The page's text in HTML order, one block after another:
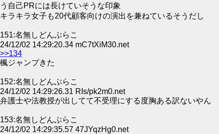
う自己PRには長けていそうな印象
キラキラ女子も20代顧客向けの演出を兼ねているそうだし
151:名無しどんぶらこ
24/12/02 14:29:20.34 mC7tXiM30.net
>>134
楓ジャンプきた
152:名無しどんぶらこ
24/12/02 14:29:26.31 RIs/pk2m0.net
弁護士や法教授が出してて不受理にする度胸ある訳ないやん
153:名無しどんぶらこ
24/12/02 14:29:35.57 47JYqzHg0.net